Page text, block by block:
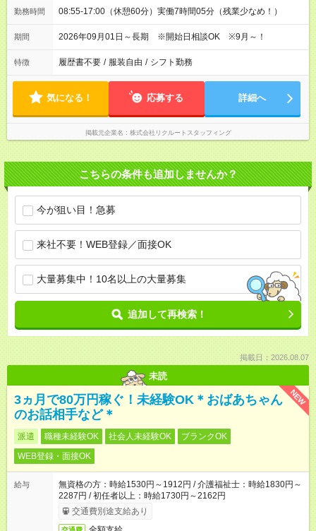
勤務時間 08:55-17:00（休憩60分）実働7時間05分（残業少なめ！）
期間 2026年09月01日～長期 ※開始日相談OK ※9月～！
特徴 履歴書不要 / 服装自由 / シフト勤務
気になる！ 応募する 詳細へ
掲載元企業名 株式会社リクルートスタッフィング
こちらの条件も追加しませんか？
今が狙い目！急募
来社不要！WEB登録／面接OK
大量募集中！10名以上の大量募集
追加して再検索！
掲載日：2026.08.07
未読
NEW
3ヵ月で80万円稼ぐ！未経験OK＊おばあちゃん
のお話相手など＊
派遣 職種未経験OK 社会人未経験OK
ブランクOK
WEB登録・面接OK
給与
無資格の方：時給1530円～1912円 / 介護福祉士：時給1830円～
2287円 / 初任者以上：時給1730円～2162円
交通費別途支給あり